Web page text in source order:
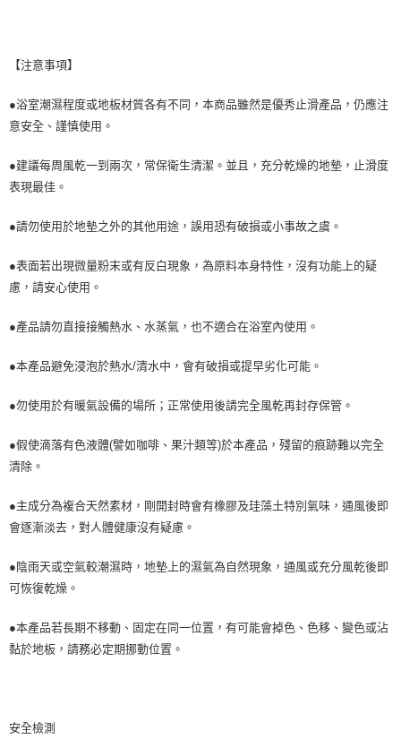
【注意事項】
●浴室潮濕程度或地板材質各有不同，本商品雖然是優秀止滑產品，仍應注
意安全、謹慎使用。
●建議每周風乾一到兩次，常保衛生清潔。並且，充分乾燥的地墊，止滑度
表現最佳。
●請勿使用於地墊之外的其他用途，誤用恐有破損或小事故之虞。
●表面若出現微量粉末或有反白現象，為原料本身特性，沒有功能上的疑
慮，請安心使用。
●產品請勿直接接觸熱水、水蒸氣，也不適合在浴室內使用。
●本產品避免浸泡於熱水/清水中，會有破損或提早劣化可能。
●勿使用於有暖氣設備的場所；正常使用後請完全風乾再封存保管。
●假使滴落有色液體(譬如咖啡、果汁類等)於本產品，殘留的痕跡難以完全
清除。
●主成分為複合天然素材，剛開封時會有橡膠及珪藻土特別氣味，通風後即
會逐漸淡去，對人體健康沒有疑慮。
●陰雨天或空氣較潮濕時，地墊上的濕氣為自然現象，通風或充分風乾後即
可恢復乾燥。
●本產品若長期不移動、固定在同一位置，有可能會掉色、色移、變色或沾
黏於地板，請務必定期挪動位置。
安全檢測